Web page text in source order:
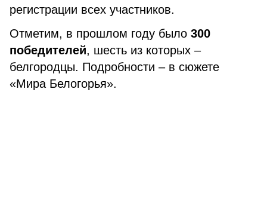
регистрации всех участников.
Отметим, в прошлом году было 300
победителей, шесть из которых –
белгородцы. Подробности – в сюжете
«Мира Белогорья».